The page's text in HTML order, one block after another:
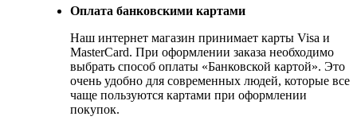
Оплата банковскими картами
Наш интернет магазин принимает карты Visa и
MasterCard. При оформлении заказа необходимо
выбрать способ оплаты «Банковской картой». Это
очень удобно для современных людей, которые все
чаще пользуются картами при оформлении
покупок.